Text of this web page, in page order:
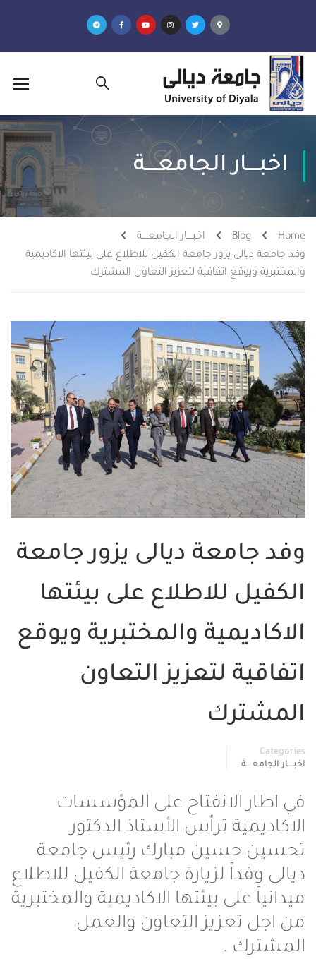
اخبــــار الجامعــــة
Home
Blog
اخبــــار الجامعــــة
وفد جامعة ديالى يزور جامعة الكفيل للاطلاع على بيئتها الاكاديمية
والمختبرية ويوقع اتفاقية لتعزيز التعاون المشترك
وفد جامعة ديالى يزور جامعة
الكفيل للاطلاع على بيئتها
الاكاديمية والمختبرية ويوقع
اتفاقية لتعزيز التعاون
المشترك
Categories
اخبــــار الجامعــــة
في اطار الانفتاح على المؤسسات
الاكاديمية ترأس الأستاذ الدكتور
تحسين حسين مبارك رئيس جامعة
ديالى وفداً لزيارة جامعة الكفيل للاطلاع
ميدانياً على بيئتها الاكاديمية والمختبرية
من اجل تعزيز التعاون والعمل
المشترك .